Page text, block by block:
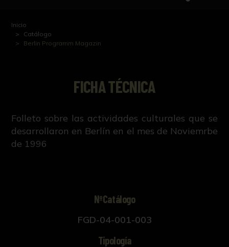
Inicio
Catálogo
Berlin Programm Magazin
FICHA TÉCNICA
Folleto sobre las actividades culturales que se
desarrollaron en Berlín en el mes de Noviemrbe
de 1996
NºCatálogo
FGD-04-001-003
Tipología